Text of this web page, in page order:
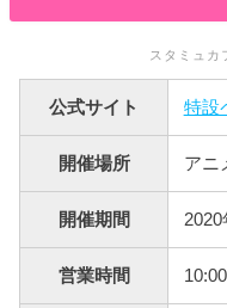
スタミュカ
公式サイト 特設
開催場所 アニ
開催期間 2020
営業時間